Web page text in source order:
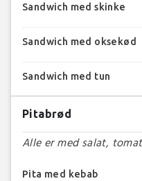
Sandwich med skinke
Sandwich med oksekød
Sandwich med tun
Pitabrød
Alle er med salat,
Pita med kebab